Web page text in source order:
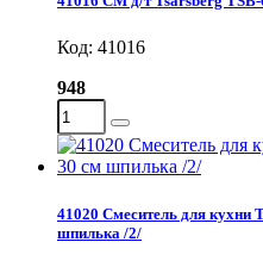
Код: 41016
948
41020 Смеситель для кухни
шпилька /2/